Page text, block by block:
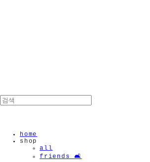
home
shop
all
friends 🛋️